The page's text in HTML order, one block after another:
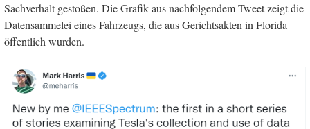
Sachverhalt gestoßen. Die Grafik aus nachfolgendem Tweet zeigt die
Datensammelei eines Fahrzeugs, die aus Gerichtsakten in Florida
öffentlich wurden.